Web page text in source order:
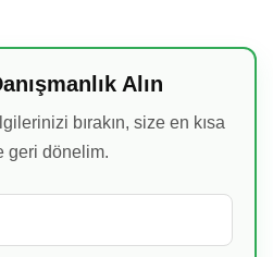
Alın
bırakın, size en kısa
geri dönelim.